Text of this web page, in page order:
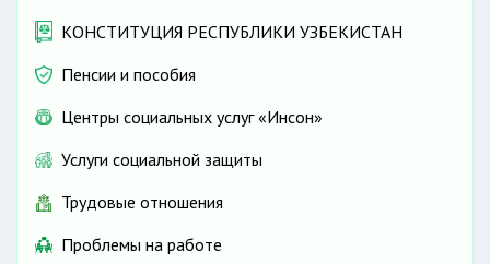
КОНСТИТУЦИЯ РЕСПУБЛИКИ УЗБЕКИСТАН
Пенсии и пособия
Центры социальных услуг «Инсон»
Услуги социальной защиты
Трудовые отношения
Проблемы на работе